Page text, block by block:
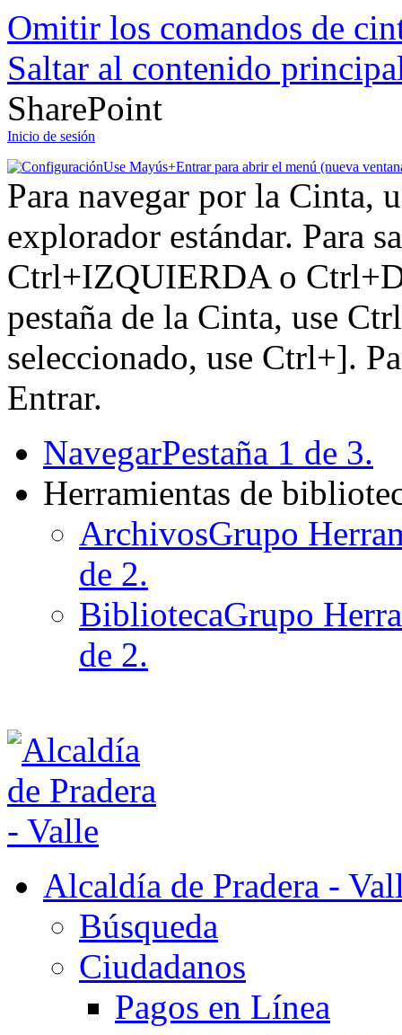
Omitir los comandos de
Saltar al contenido
SharePoint
Inicio de sesión
Use Mayús+Entrar para abrir el menú (nueva
Para navegar por la Cinta,
explorador estándar. Para
Ctrl+IZQUIERDA o
pestaña de la Cinta, use
seleccionado, use Ctrl+].
Entrar.
NavegarPestaña 1 de 3.
Herramientas de
ArchivosGrupo
de 2.
BibliotecaGrupo
de 2.
Alcaldía de Pradera -
Búsqueda
Ciudadanos
Pagos en Línea